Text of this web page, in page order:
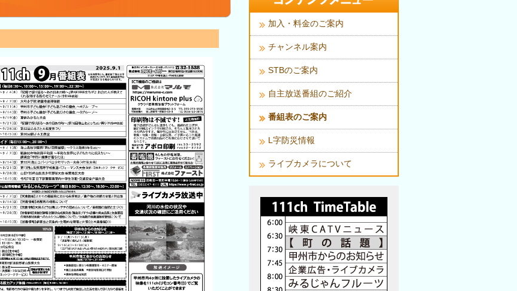
加入・料金のご案内
チャンネル案内
STBのご案内
自主放送番組のご紹介
番組表のご案内
L字防災情報
ライブカメラについて